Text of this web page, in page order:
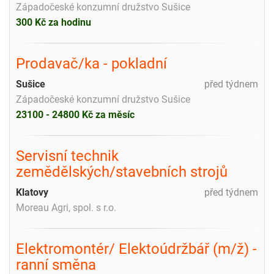
Západočeské konzumní družstvo Sušice
300 Kč za hodinu
Prodavač/ka - pokladní
před týdnem
Sušice
Západočeské konzumní družstvo Sušice
23100 - 24800 Kč za měsíc
Servisní technik
zemědělských/stavebních strojů
před týdnem
Klatovy
Moreau Agri, spol. s r.o.
Elektromontér/ Elektoúdržbář (m/ž) -
ranní směna